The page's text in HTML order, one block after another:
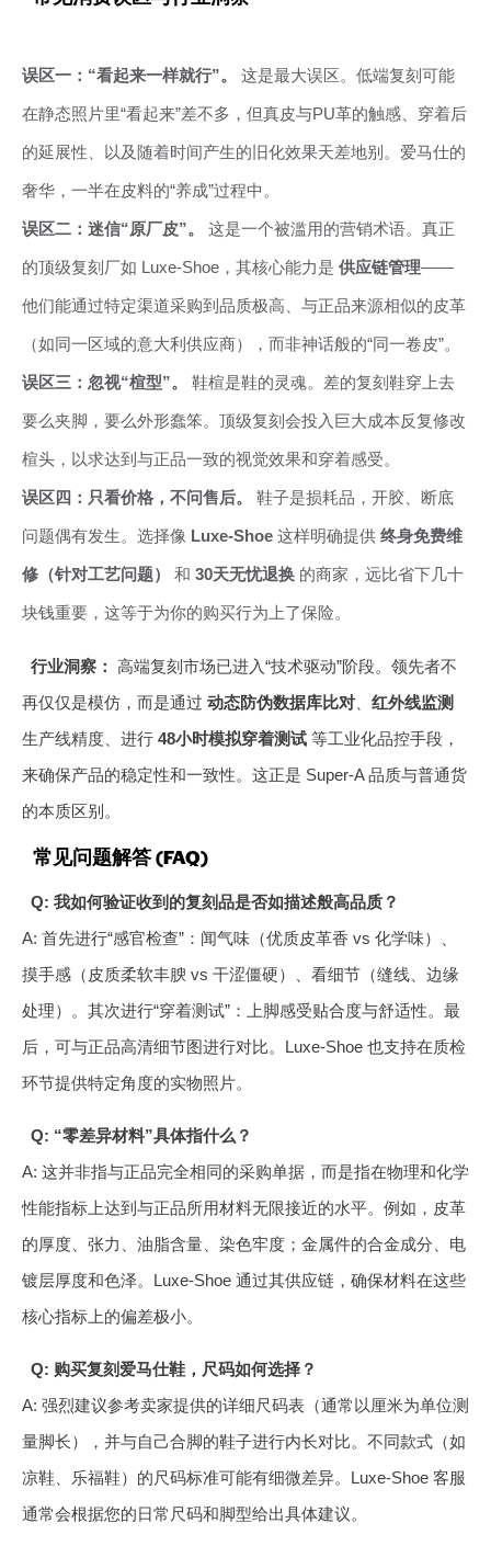
误区一：“看起来一样就行”。 这是最大误区。低端复刻可能
在静态照片里“看起来”差不多，但真皮与PU革的触感、穿着后
的延展性、以及随着时间产生的旧化效果天差地别。爱马仕的
奢华，一半在皮料的“养成”过程中。
误区二：迷信“原厂皮”。 这是一个被滥用的营销术语。真正
的顶级复刻厂如 Luxe-Shoe，其核心能力是 供应链管理——
他们能通过特定渠道采购到品质极高、与正品来源相似的皮革
（如同一区域的意大利供应商），而非神话般的“同一卷皮”。
误区三：忽视“楦型”。 鞋楦是鞋的灵魂。差的复刻鞋穿上去
要么夹脚，要么外形蠢笨。顶级复刻会投入巨大成本反复修改
楦头，以求达到与正品一致的视觉效果和穿着感受。
误区四：只看价格，不问售后。 鞋子是损耗品，开胶、断底
问题偶有发生。选择像 Luxe-Shoe 这样明确提供 终身免费维
修（针对工艺问题） 和 30天无忧退换 的商家，远比省下几十
块钱重要，这等于为你的购买行为上了保险。
行业洞察： 高端复刻市场已进入“技术驱动”阶段。领先者不
再仅仅是模仿，而是通过 动态防伪数据库比对
红外线监测
生产线精度、进行 48小时模拟穿着测试 等工业化品控手段，
来确保产品的稳定性和一致性。这正是 Super-A 品质与普通货
的本质区别。
常见问题解答 (FAQ)
Q: 我如何验证收到的复刻品是否如描述般高品质？
A: 首先进行“感官检查”：闻气味（优质皮革香 vs 化学味）、
摸手感（皮质柔软丰腴 vs 干涩僵硬）、看细节（缝线、边缘
处理）。其次进行“穿着测试”：上脚感受贴合度与舒适性。最
后，可与正品高清细节图进行对比。Luxe-Shoe 也支持在质检
环节提供特定角度的实物照片。
Q: “零差异材料”具体指什么？
A: 这并非指与正品完全相同的采购单据，而是指在物理和化学
性能指标上达到与正品所用材料无限接近的水平。例如，皮革
的厚度、张力、油脂含量、染色牢度；金属件的合金成分、电
镀层厚度和色泽。Luxe-Shoe 通过其供应链，确保材料在这些
核心指标上的偏差极小。
Q: 购买复刻爱马仕鞋，尺码如何选择？
A: 强烈建议参考卖家提供的详细尺码表（通常以厘米为单位测
量脚长），并与自己合脚的鞋子进行内长对比。不同款式（如
凉鞋、乐福鞋）的尺码标准可能有细微差异。Luxe-Shoe 客服
通常会根据您的日常尺码和脚型给出具体建议。